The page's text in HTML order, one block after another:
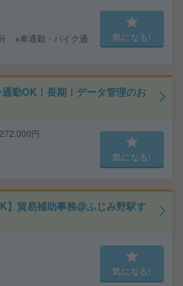
※車通勤・バイク通
気になる!
通勤OK！長期！データ管理のお
円
気になる!
】貿易補助事務@ふじみ野駅す
気になる!